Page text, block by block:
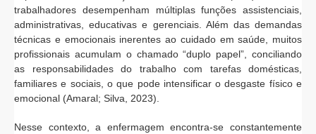
trabalhadores desempenham múltiplas funções assistenciais,
administrativas, educativas e gerenciais. Além das demandas
técnicas e emocionais inerentes ao cuidado em saúde, muitos
profissionais acumulam o chamado “duplo papel”, conciliando
as responsabilidades do trabalho com tarefas domésticas,
familiares e sociais, o que pode intensificar o desgaste físico e
emocional (Amaral; Silva, 2023).
Nesse contexto, a enfermagem encontra-se constantemente